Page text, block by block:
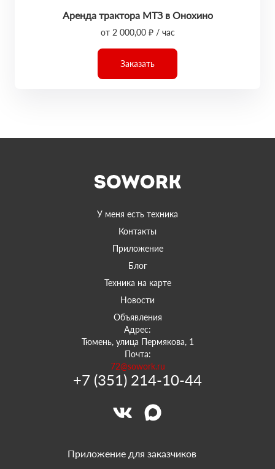
Аренда трактора МТЗ в Онохино
от 2 000,00 ₽ / час
Заказать
У меня есть техника
Контакты
Приложение
Блог
Техника на карте
Новости
Объявления
Адрес:
Тюмень, улица Пермякова, 1
Почта:
72@sowork.ru
+7 (351) 214-10-44
Приложение для заказчиков